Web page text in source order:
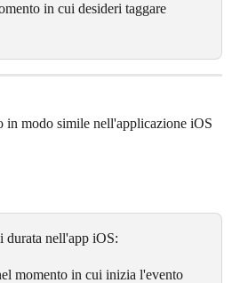
in cui desideri taggare
in modo simile nell'applicazione iOS
durata nell'app iOS:
momento in cui inizia l'evento